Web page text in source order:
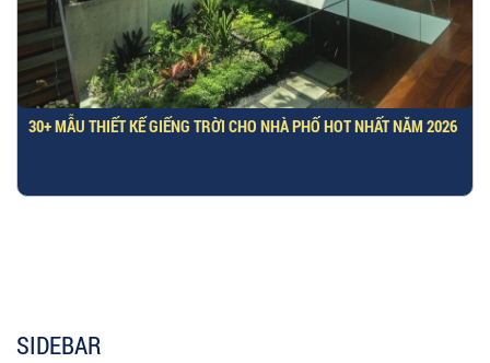
30+ MẪU THIẾT KẾ GIẾNG TRỜI CHO NHÀ PHỐ HOT NHẤT NĂM 2026
SIDEBAR